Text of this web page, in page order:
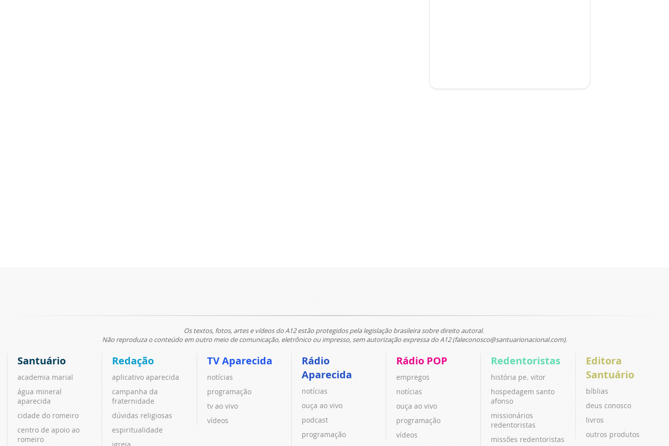
Os textos, fotos, artes e vídeos do A12 estão protegidos pela legislação brasileira sobre direito autoral.
Não reproduza o conteúdo em outro meio de comunicação, eletrônico ou impresso, sem autorização expressa do A12 (faleconosco@santuarionacional.com).
Santuário
academia marial
água mineral
aparecida
cidade do romeiro
centro de apoio ao
romeiro
Redação
aplicativo aparecida
campanha da
fraternidade
dúvidas religiosas
espiritualidade
igreja
TV Aparecida
notícias
programação
tv ao vivo
vídeos
Rádio
Aparecida
notícias
ouça ao vivo
podcast
programação
Rádio POP
empregos
notícias
ouça ao vivo
programação
vídeos
Redentoristas
história pe. vitor
hospedagem santo
afonso
missionários
redentoristas
missões redentoristas
Editora
Santuário
bíblias
deus conosco
livros
outros produtos